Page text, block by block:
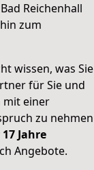
Reichenhall
zum
wissen, was Sie
für Sie und
mit einer
zu nehmen
Jahre
Angebote.